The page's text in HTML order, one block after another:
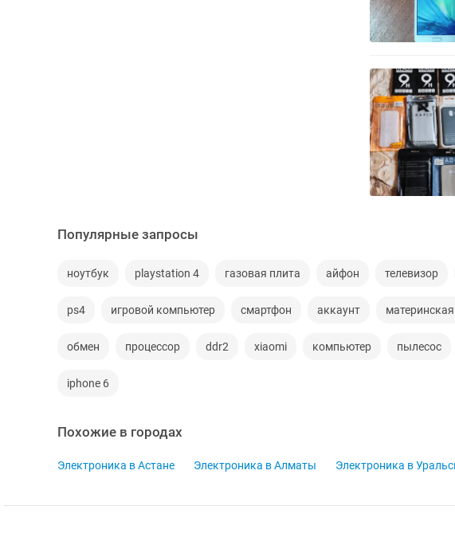
Популярные запросы
ноутбук playstation 4 газовая плита айфон телевизор
ps4 игровой компьютер смартфон аккаунт
обмен процессор ddr2 xiaomi компьютер пылесос
iphone 6
Похожие в городах
Электроника в Астане Электроника в Алматы Электроника в